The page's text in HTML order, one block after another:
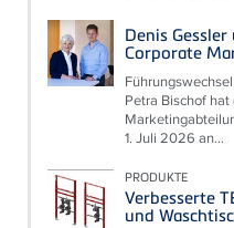
Denis
Corporate
Petra Bischof
1. Juli 2026 an...
PRODUKTE
Verbesserte
und